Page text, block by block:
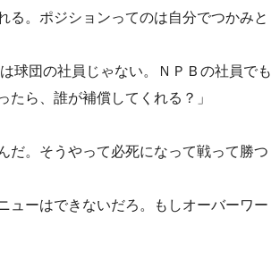
る。ポジションってのは自分でつかみと
球団の社員じゃない。ＮＰＢの社員でも
ら、誰が補償してくれる？」
だ。そうやって必死になって戦って勝つ
ューはできないだろ。もしオーバーワー